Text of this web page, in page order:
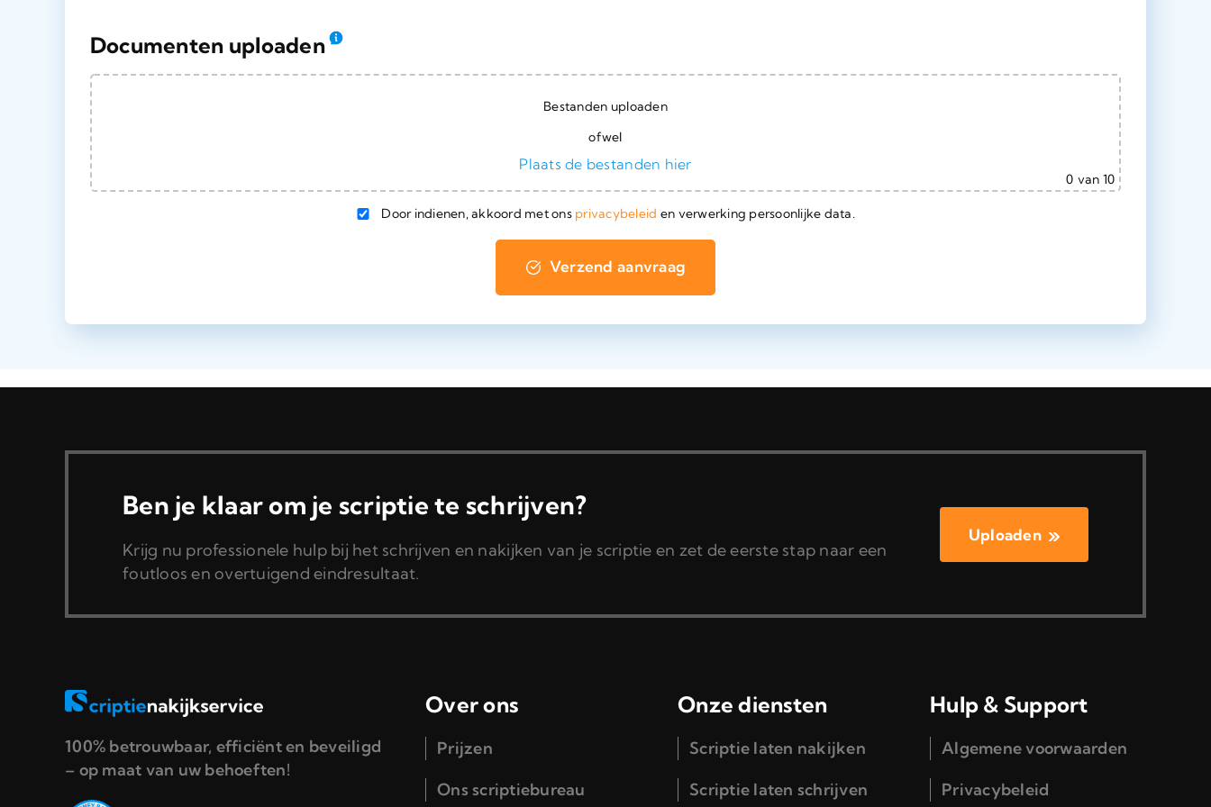
Documenten uploaden
Bestanden uploaden
ofwel
Plaats de bestanden hier
0 van 10
Door indienen, akkoord met ons privacybeleid en verwerking persoonlijke data.
Ben je klaar om je scriptie te schrijven?
Krijg nu professionele hulp bij het schrijven en nakijken van je scriptie en zet de eerste stap naar een
foutloos en overtuigend eindresultaat.
Uploaden
100% betrouwbaar, efficiënt en beveiligd
– op maat van uw behoeften!
Over ons
Prijzen
Ons scriptiebureau
Onze diensten
Scriptie laten nakijken
Scriptie laten schrijven
Hulp & Support
Algemene voorwaarden
Privacybeleid